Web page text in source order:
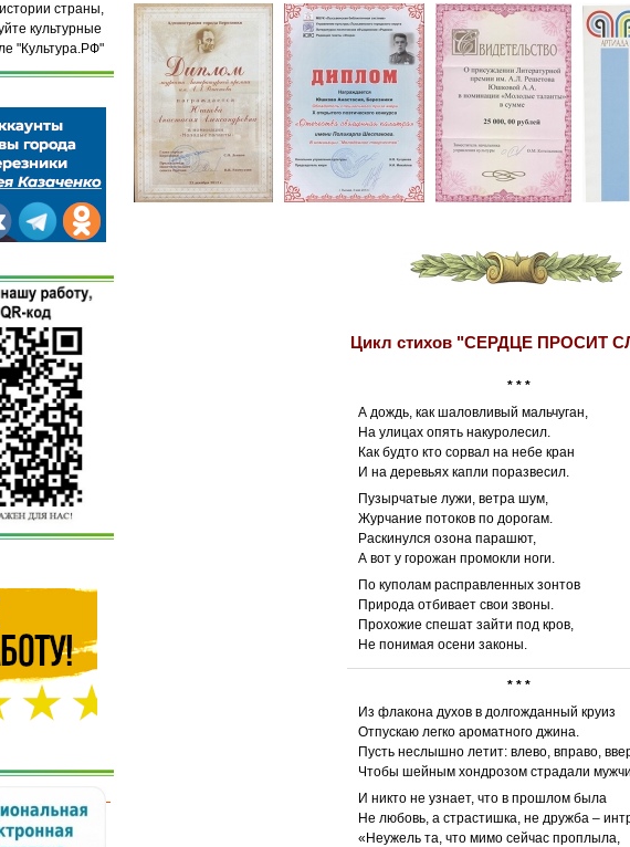
Цикл стихов "СЕРДЦЕ ПРОСИТ
* * *
А дождь, как шаловливый мальчуган,
На улицах опять накуролесил.
Как будто кто сорвал на небе кран
И на деревьях капли поразвесил.
Пузырчатые лужи, ветра шум,
Журчание потоков по дорогам.
Раскинулся озона парашют,
А вот у горожан промокли ноги.
По куполам расправленных зонтов
Природа отбивает свои звоны.
Прохожие спешат зайти под кров,
Не понимая осени законы.
* * *
Из флакона духов в долгожданный круиз
Отпускаю легко ароматного джина.
Пусть неслышно летит: влево, вправо,
Чтобы шейным хондрозом страдали
И никто не узнает, что в прошлом была
Не любовь, а страстишка, не дружба –
«Неужель та, что мимо сейчас проплыла,
страны,
культурные
"Культура.РФ"